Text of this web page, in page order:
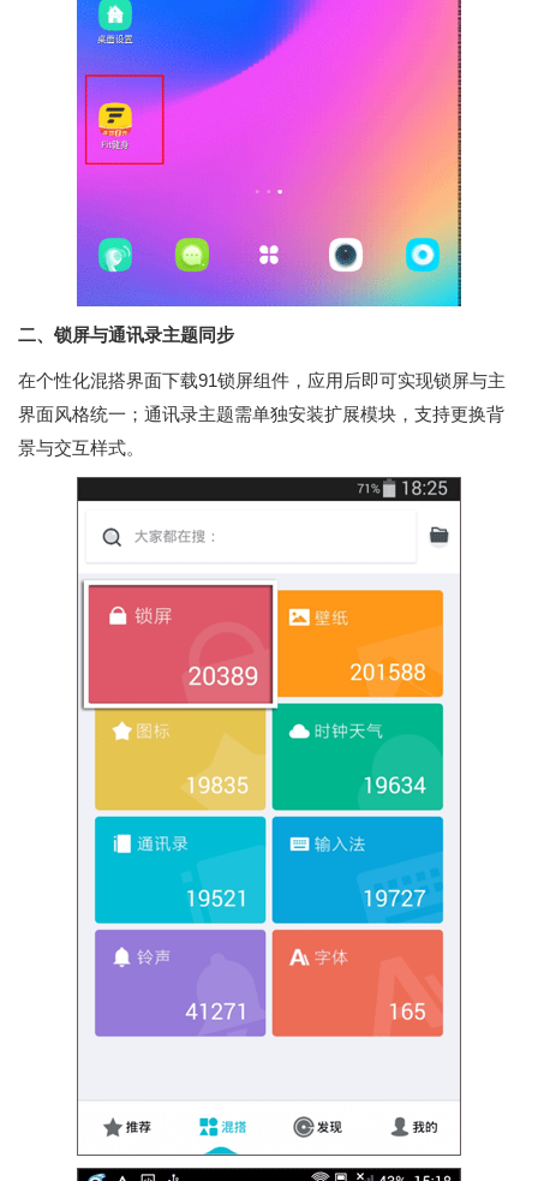
二、锁屏与通讯录主题同步
在个性化混搭界面下载91锁屏组件，应用后即可实现锁屏与主
界面风格统一；通讯录主题需单独安装扩展模块，支持更换背
景与交互样式。